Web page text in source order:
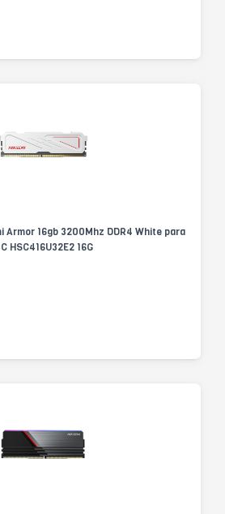
Armor 16gb 3200Mhz DDR4 White para
HSC416U32E2 16G